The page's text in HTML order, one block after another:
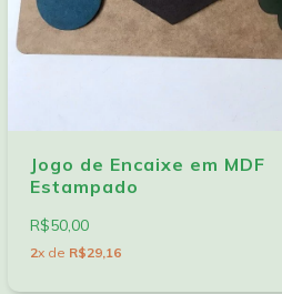
Jogo de Encaixe em MDF
Estampado
R$50,00
2x de R$29,16